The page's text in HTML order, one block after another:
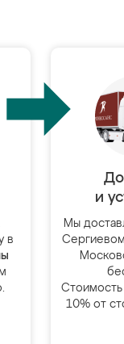
в
и
Мы
10% от